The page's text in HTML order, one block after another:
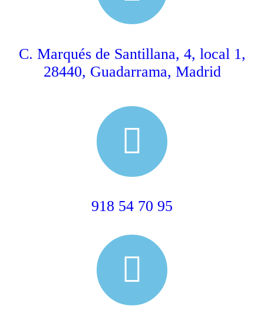
C. Marqués de Santillana, 4, local 1,
28440, Guadarrama, Madrid
918 54 70 95